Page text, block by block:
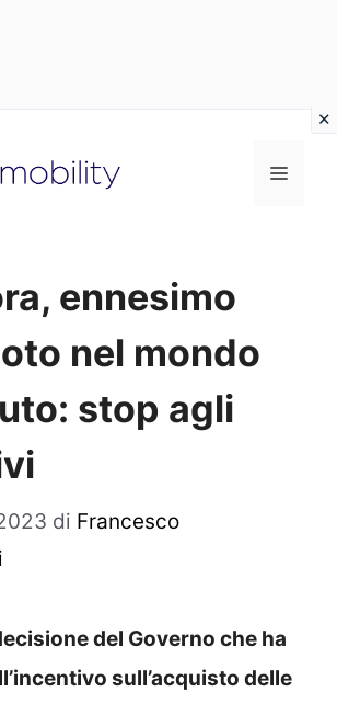
Menu
ennesimo
nel mondo
stop agli
di Francesco
del Governo che ha
sull’acquisto delle